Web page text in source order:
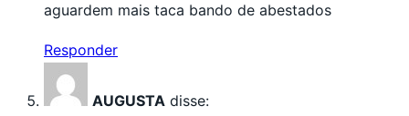
aguardem mais taca bando de abestados
Responder
AUGUSTA disse: